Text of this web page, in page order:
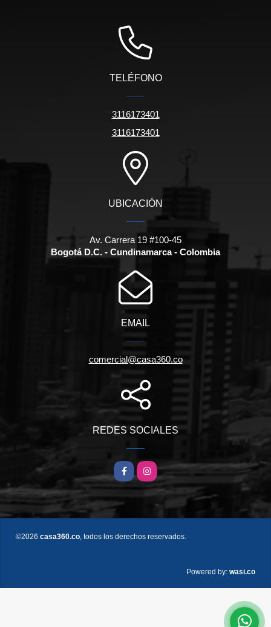
TELÉFONO
3116173401
3116173401
UBICACIÓN
Av. Carrera 19 #100-45
Bogotá D.C. - Cundinamarca - Colombia
EMAIL
comercial@casa360.co
REDES SOCIALES
FacebookInstagram
©2026 casa360.co , todos los derechos reservados.
Powered by: wasi.co